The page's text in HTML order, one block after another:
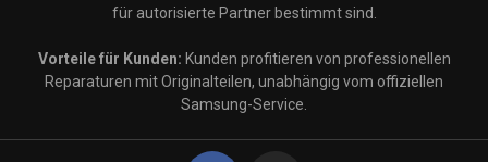
für autorisierte Partner bestimmt sind.
Vorteile für Kunden: Kunden profitieren von professionellen
Reparaturen mit Originalteilen, unabhängig vom offiziellen
Samsung-Service.